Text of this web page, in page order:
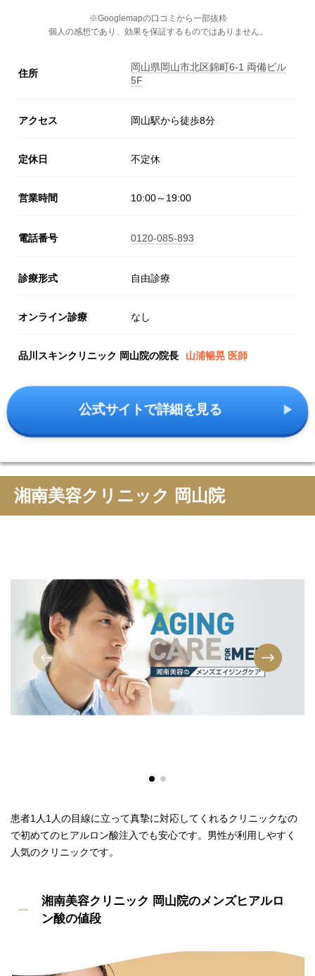
※Googlemapの口コミから一部抜粋
個人の感想であり、効果を保証するものではありません。
住所
岡山県岡山市北区錦町6-1 両備ビル
5F
アクセス 岡山駅から徒歩8分
定休日 不定休
営業時間 10:00～19:00
電話番号 0120-085-893
診療形式 自由診療
オンライン診療 なし
品川スキンクリニック 岡山院の院長 山浦暢晃 医師
公式サイトで詳細を見る
湘南美容クリニック 岡山院
患者1人1人の目線に立って真摯に対応してくれるクリニックなの
で初めてのヒアルロン酸注入でも安心です。男性が利用しやすく
人気のクリニックです。
湘南美容クリニック 岡山院のメンズヒアルロ
ン酸の値段